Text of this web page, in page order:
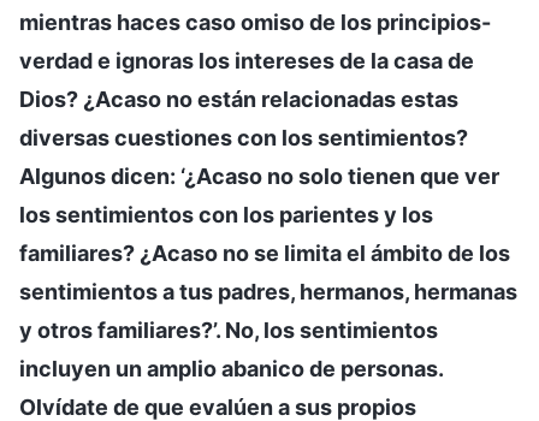
mientras haces caso omiso de los principios-
verdad e ignoras los intereses de la casa de
Dios? ¿Acaso no están relacionadas estas
diversas cuestiones con los sentimientos?
Algunos dicen: ‘¿Acaso no solo tienen que ver
los sentimientos con los parientes y los
familiares? ¿Acaso no se limita el ámbito de los
sentimientos a tus padres, hermanos, hermanas
y otros familiares?’. No, los sentimientos
incluyen un amplio abanico de personas.
Olvídate de que evalúen a sus propios